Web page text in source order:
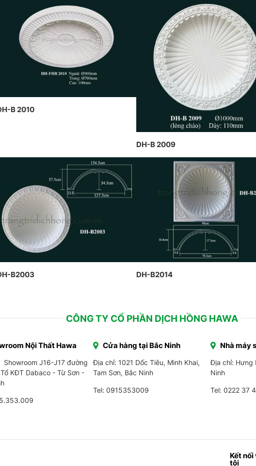
B 2010
DH-B 2009
B2003 DH-B2014
MẪU PHÀO CHỈ THẠCH CAO -
HOA VĂN TRANG TRÍ TRẦN DO
CT CP DỊCH HỒNG HAWA
THỰC HIỆN TẠI PENHOUSE
BẮC NINH
CÔNG TRÌNH SỬ DỤNG PHÀO
CHỈ HOA VĂN THẠCH CAO DO
CÔNG TY DỊCH HỒNG HAWA
THIẾT KẾ VÀ THI CÔNG THEO
PHONG CÁCH TRANG TRÍ NỘI
THẤT PHÁP
CÔNG TY CỔ PHẦN DỊCH HỒNG HAWA
Nội Thất Hawa
Showroom J16-J17 đường
KĐT Dabaco - Từ Sơn -
Cửa hàng tại Bắc Ninh
Địa chỉ: 1021 Dốc Tiêu, Minh Khai,
Tam Sơn, Bắc Ninh
Tel: 0915353009
Nhà máy
Địa chỉ: Hưng
Ninh
Tel: 0222 37
Kết
tôi